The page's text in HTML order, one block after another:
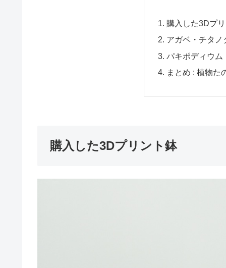
購入した3Dプ
アガベ・チタノ
パキポディウム
まとめ : 植物た
購入した3Dプリント鉢